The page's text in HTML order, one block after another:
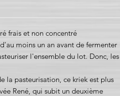
frais et non concentré
moins un an avant de fermenter
l'ensemble du lot. Donc, les
la pasteurisation, ce kriek est plus
René, qui subit un deuxième